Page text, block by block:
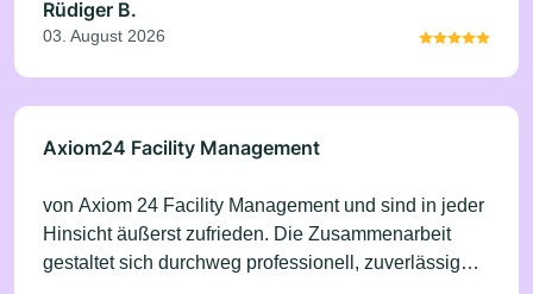
Rüdiger B.
03. August 2026
Axiom24 Facility Management
von Axiom 24 Facility Management und sind in jeder
Hinsicht äußerst zufrieden. Die Zusammenarbeit
gestaltet sich durchweg professionell, zuverlässig